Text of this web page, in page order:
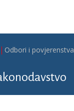
Odbori i povjerenstva